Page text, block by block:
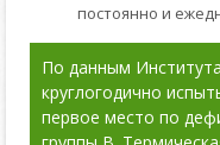
постоянно и
По данным
круглогодично
первое место по